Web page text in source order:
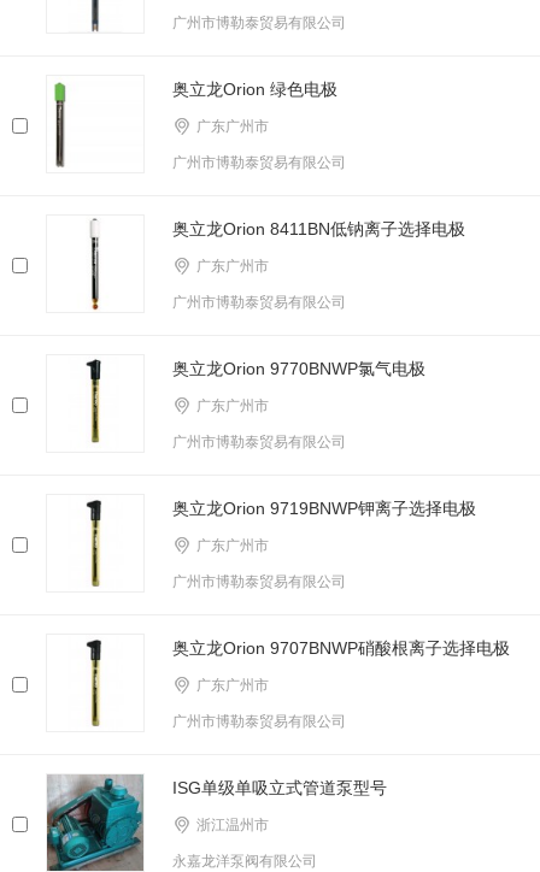
广州市博勒泰贸易有限公司
奥立龙Orion 绿色电极
广东广州市
广州市博勒泰贸易有限公司
奥立龙Orion 8411BN低钠离子选择电极
广东广州市
广州市博勒泰贸易有限公司
奥立龙Orion 9770BNWP氯气电极
广东广州市
广州市博勒泰贸易有限公司
奥立龙Orion 9719BNWP钾离子选择电极
广东广州市
广州市博勒泰贸易有限公司
奥立龙Orion 9707BNWP硝酸根离子选择电极
广东广州市
广州市博勒泰贸易有限公司
ISG单级单吸立式管道泵型号
浙江温州市
永嘉龙洋泵阀有限公司